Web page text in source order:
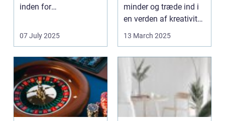
inden for
solceller...
07 July 2025
minder og træde ind i
en verden af kreativitet,
hvor k...
13 March 2025